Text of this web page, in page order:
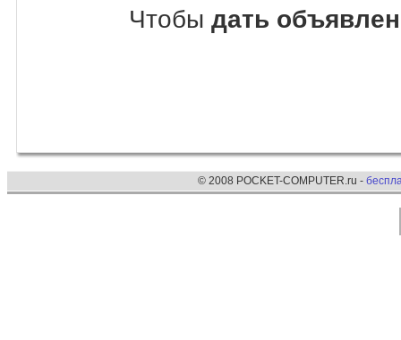
Чтобы дать
© 2008 POCKET-COMPUTER.ru -